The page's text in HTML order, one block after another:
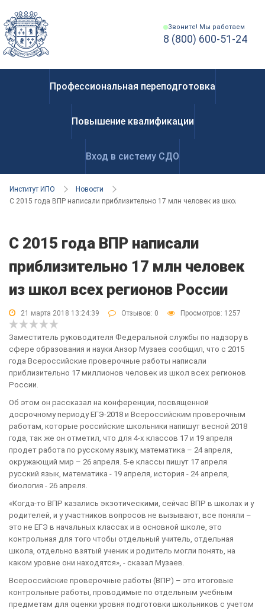
Звоните! Мы работаем
8 (800) 600-51-24
Профессиональная переподготовка
Повышение квалификации
Вход в систему СДО
Институт ИПО
Новости
С 2015 года ВПР написали приблизительно 17 млн человек из школ всех
С 2015 года ВПР написали
приблизительно 17 млн человек
из школ всех регионов России
21 марта 2018 13:24:39 Отзывов: 0 Просмотров: 1257
Заместитель руководителя Федеральной службы по надзору в
сфере образования и науки Анзор Музаев сообщил, что с 2015
года Всероссийские проверочные работы написали
приблизительно 17 миллионов человек из школ всех регионов
России.
Об этом он рассказал на конференции, посвященной
досрочному периоду ЕГЭ-2018 и Всероссийским проверочным
работам, которые российские школьники напишут весной 2018
года, так же он отметил, что для 4-х классов 17 и 19 апреля
продет работа по русскому языку, математика – 24 апреля,
окружающий мир – 26 апреля. 5-е классы пишут 17 апреля
русский язык, математика - 19 апреля, история - 24 апреля,
биология - 26 апреля.
«Когда-то ВПР казались экзотическими, сейчас ВПР в школах и у
родителей, и у участников вопросов не вызывают, все поняли –
это не ЕГЭ в начальных классах и в основной школе, это
контрольная для того чтобы отдельный учитель, отдельная
школа, отдельно взятый ученик и родитель могли понять, на
каком уровне они находятся», - сказал Музаев.
Всероссийские проверочные работы (ВПР) – это итоговые
контрольные работы, проводимые по отдельным учебным
предметам для оценки уровня подготовки школьников с учетом